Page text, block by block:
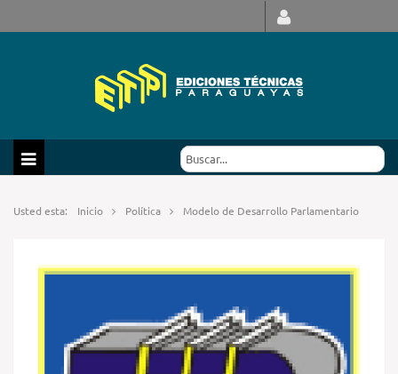
Usted esta: Inicio Política Modelo de Desarrollo Parlamentario